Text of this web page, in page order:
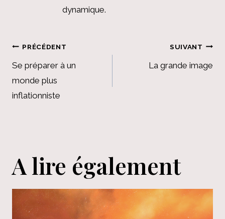
dynamique.
Navigation
de
l’article
PRÉCÉDENT
Se préparer à un
monde plus
inflationniste
SUIVANT
La grande image
A lire également